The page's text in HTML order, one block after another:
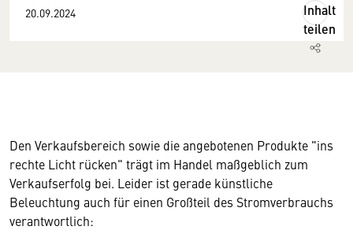
20.09.2024
Inhalt
teilen
Den Verkaufsbereich sowie die angebotenen Produkte "ins
rechte Licht rücken" trägt im Handel maßgeblich zum
Verkaufserfolg bei. Leider ist gerade künstliche
Beleuchtung auch für einen Großteil des Stromverbrauchs
verantwortlich: